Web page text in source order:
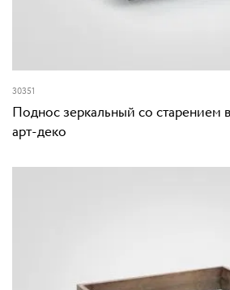
30351
Поднос зеркальный со старением
арт-деко